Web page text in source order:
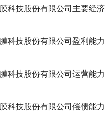
科技股份有限公司主要经济
科技股份有限公司盈利能力
科技股份有限公司运营能力
科技股份有限公司偿债能力